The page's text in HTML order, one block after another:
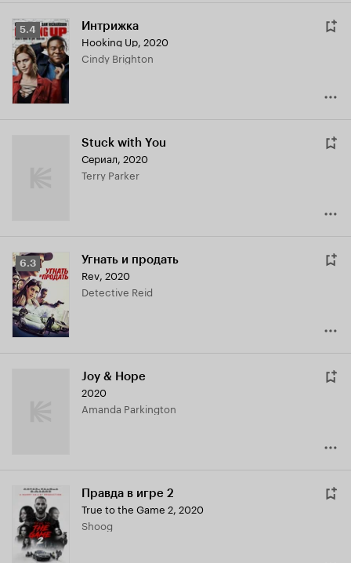
Рейтинг
Кинопоиска
5.4
5.4 Интрижка
Hooking Up, 2020
Cindy Brighton
Stuck with You
Сериал, 2020
Terry Parker
Рейтинг
Кинопоиска
6.3
6.3 Угнать и продать
Rev, 2020
Detective Reid
Joy & Hope
2020
Amanda Parkington
Правда в игре 2
True to the Game 2, 2020
Shoog